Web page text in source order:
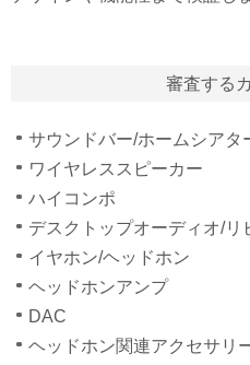
審査する
サウンドバー/ホームシアタ
ワイヤレススピーカー
ハイコンポ
デスクトップオーディオ/リ
イヤホン/ヘッドホン
ヘッドホンアンプ
DAC
ヘッドホン関連アクセサリ